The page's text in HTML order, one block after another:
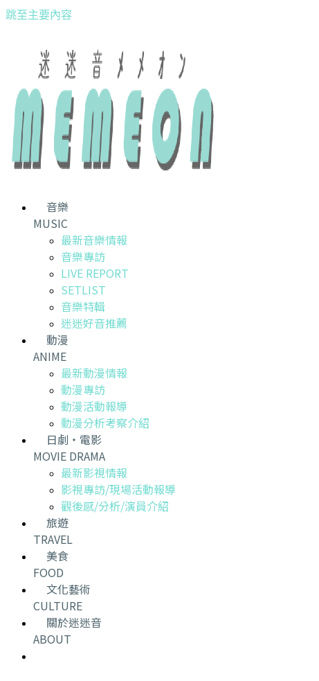
跳至主要內容
音樂
MUSIC
最新音樂情報
音樂專訪
LIVE REPORT
SETLIST
音樂特輯
迷迷好音推薦
動漫
ANIME
最新動漫情報
動漫專訪
動漫活動報導
動漫分析考察介紹
日劇・電影
MOVIE DRAMA
最新影視情報
影視專訪/現場活動報導
觀後感/分析/演員介紹
旅遊
TRAVEL
美食
FOOD
文化藝術
CULTURE
關於迷迷音
ABOUT